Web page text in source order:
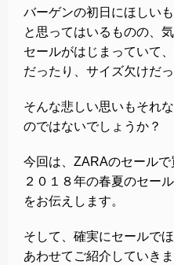
バーゲンの初日にほしい
と思ってはいるものの、
セールがはじまっていて
だったり、サイズ欠けだ
そんな悲しい思いもそれ
のではないでしょうか？
今回は、ZARAのセールで
２０１８年の春夏のセー
をお伝えします。
そして、確実にセールで
あわせてご紹介していき